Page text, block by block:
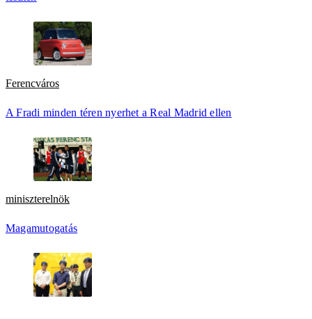
Ferencváros
A Fradi minden téren nyerhet a Real Madrid ellen
miniszterelnök
Magamutogatás